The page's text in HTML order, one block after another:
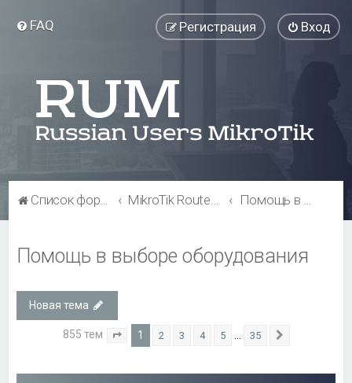
FAQ Вход
Регистрация
Список форумов MikroTik RouterBOARD Помощь в выборе оборудования
Помощь в выборе оборудования
Новая тема
855 тем Страница из 35
1 2 3 4 5 35